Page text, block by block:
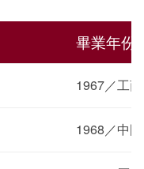
畢業年份
1967／工
1968／中